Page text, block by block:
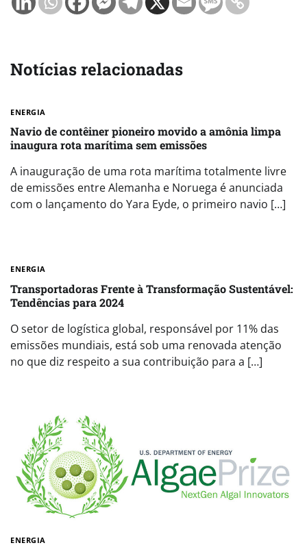
Notícias relacionadas
ENERGIA
Navio de contêiner pioneiro movido a amônia limpa
inaugura rota marítima sem emissões
A inauguração de uma rota marítima totalmente livre
de emissões entre Alemanha e Noruega é anunciada
com o lançamento do Yara Eyde, o primeiro navio […]
ENERGIA
Transportadoras Frente à Transformação Sustentável:
Tendências para 2024
O setor de logística global, responsável por 11% das
emissões mundiais, está sob uma renovada atenção
no que diz respeito a sua contribuição para a […]
ENERGIA